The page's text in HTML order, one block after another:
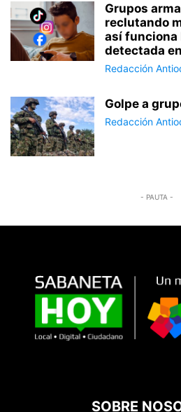
Grupos
reclutando
así funciona
detectada
Redacción
Golpe a
Redacción
- PAUTA -
SOBRE